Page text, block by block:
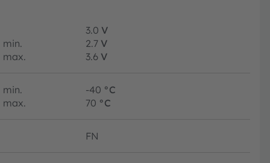
3.0 V
min.
2.7 V
max.
3.6 V
min. -40 °C
max.
70 °C
FN